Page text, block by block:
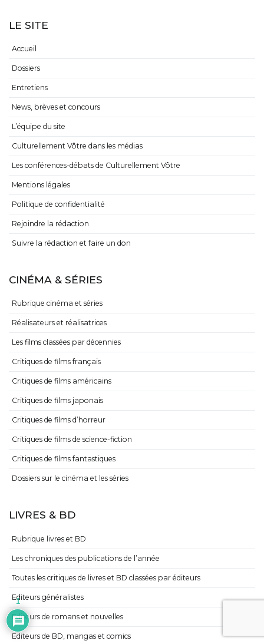
LE SITE
Accueil
Dossiers
Entretiens
News, brèves et concours
L’équipe du site
Culturellement Vôtre dans les médias
Les conférences-débats de Culturellement Vôtre
Mentions légales
Politique de confidentialité
Rejoindre la rédaction
Suivre la rédaction et faire un don
CINÉMA & SÉRIES
Rubrique cinéma et séries
Réalisateurs et réalisatrices
Les films classées par décennies
Critiques de films français
Critiques de films américains
Critiques de films japonais
Critiques de films d’horreur
Critiques de films de science-fiction
Critiques de films fantastiques
Dossiers sur le cinéma et les séries
LIVRES & BD
Rubrique livres et BD
Les chroniques des publications de l’année
Toutes les critiques de livres et BD classées par éditeurs
Editeurs généralistes
Editeurs de romans et nouvelles
Editeurs de BD, mangas et comics
1